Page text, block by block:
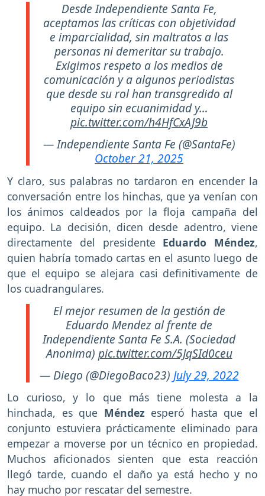
Desde Independiente Santa Fe,
aceptamos las críticas con objetividad
e imparcialidad, sin maltratos a las
personas ni demeritar su trabajo.
Exigimos respeto a los medios de
comunicación y a algunos periodistas
que desde su rol han transgredido al
equipo sin ecuanimidad y…
pic.twitter.com/h4HfCxAJ9b
— Independiente Santa Fe (@SantaFe)
October 21, 2025
Y claro, sus palabras no tardaron en encender la
conversación entre los hinchas, que ya venían con
los ánimos caldeados por la floja campaña del
equipo. La decisión, dicen desde adentro, viene
directamente del presidente Eduardo Méndez,
quien habría tomado cartas en el asunto luego de
que el equipo se alejara casi definitivamente de
los cuadrangulares.
El mejor resumen de la gestión de
Eduardo Mendez al frente de
Independiente Santa Fe S.A. (Sociedad
Anonima) pic.twitter.com/5JqSId0ceu
— Diego (@DiegoBaco23) July 29, 2022
Lo curioso, y lo que más tiene molesta a la
hinchada, es que Méndez esperó hasta que el
conjunto estuviera prácticamente eliminado para
empezar a moverse por un técnico en propiedad.
Muchos aficionados sienten que esta reacción
llegó tarde, cuando el daño ya está hecho y no
hay mucho por rescatar del semestre.